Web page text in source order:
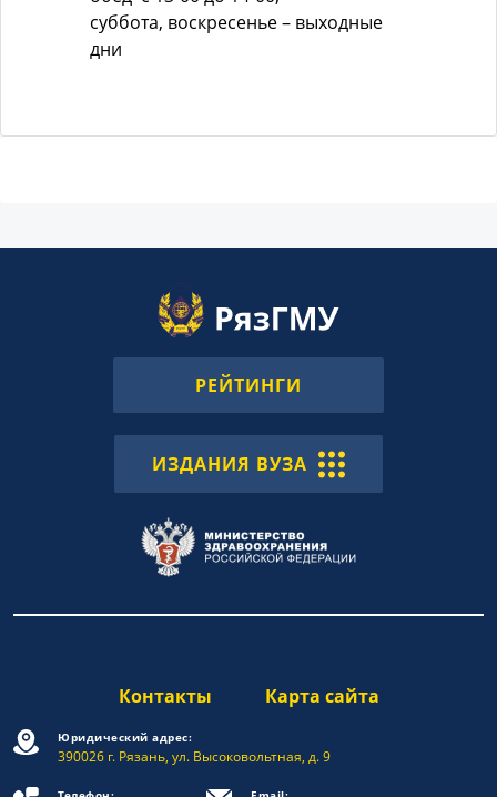
суббота, воскресенье – выходные
дни
РЕЙТИНГИ
ИЗДАНИЯ ВУЗА
Контакты Карта сайта
Юридический адрес:
390026 г. Рязань, ул. Высоковольтная, д. 9